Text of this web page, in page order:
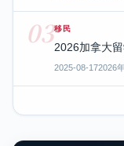
03移民
2026加拿大
2025-08-172026